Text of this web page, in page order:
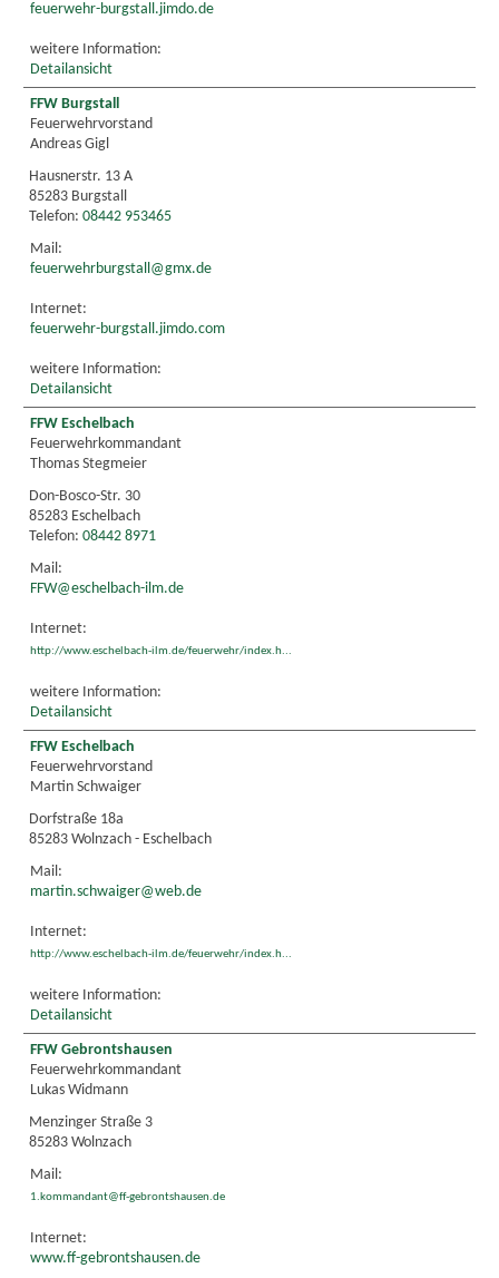
feuerwehr-burgstall.jimdo.de
weitere Information:
Detailansicht
FFW Burgstall
Feuerwehrvorstand
Andreas Gigl
Hausnerstr. 13 A
85283 Burgstall
Telefon: 08442 953465
Mail:
feuerwehrburgstall@gmx.de
Internet:
feuerwehr-burgstall.jimdo.com
weitere Information:
Detailansicht
FFW Eschelbach
Feuerwehrkommandant
Thomas Stegmeier
Don-Bosco-Str. 30
85283 Eschelbach
Telefon: 08442 8971
Mail:
FFW@eschelbach-ilm.de
Internet:
http://www.eschelbach-ilm.de/feuerwehr/index.h...
weitere Information:
Detailansicht
FFW Eschelbach
Feuerwehrvorstand
Martin Schwaiger
Dorfstraße 18a
85283 Wolnzach - Eschelbach
Mail:
martin.schwaiger@web.de
Internet:
http://www.eschelbach-ilm.de/feuerwehr/index.h...
weitere Information:
Detailansicht
FFW Gebrontshausen
Feuerwehrkommandant
Lukas Widmann
Menzinger Straße 3
85283 Wolnzach
Mail:
1.kommandant@ff-gebrontshausen.de
Internet:
www.ff-gebrontshausen.de